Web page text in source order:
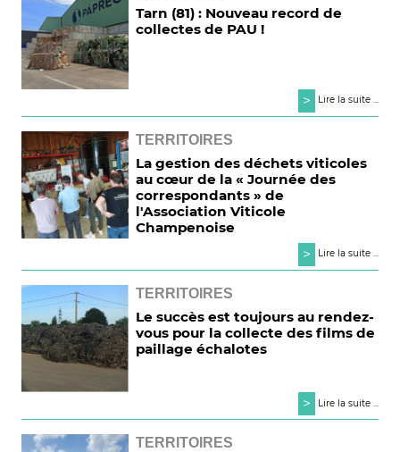
Tarn (81) : Nouveau record de
collectes de PAU !
> Lire la suite ...
TERRITOIRES
La gestion des déchets viticoles
au cœur de la « Journée des
correspondants » de
l'Association Viticole
Champenoise
>
Lire la suite ...
TERRITOIRES
Le succès est toujours au rendez-
vous pour la collecte des films de
paillage échalotes
> Lire la suite ...
TERRITOIRES